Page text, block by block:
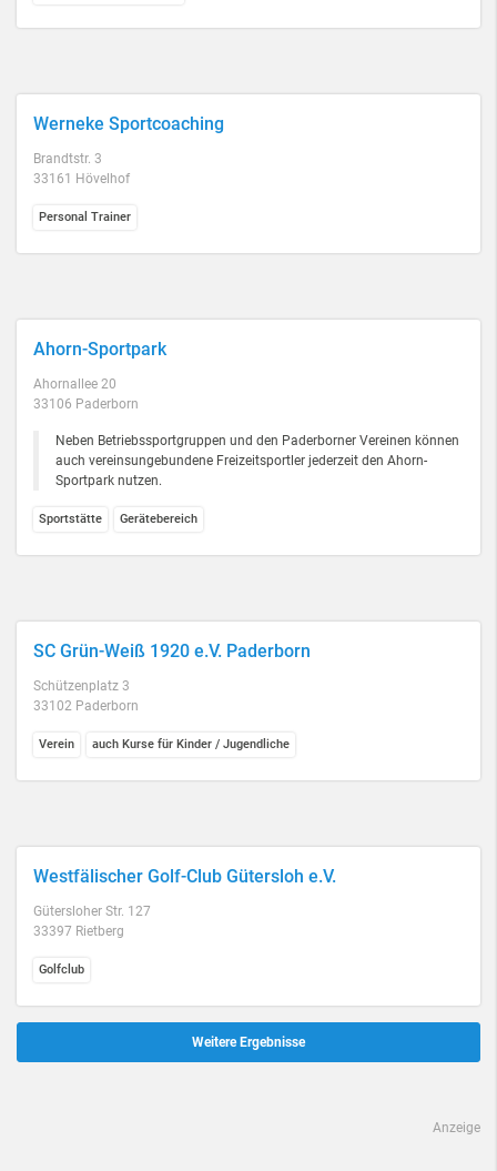
Werneke Sportcoaching
Brandtstr. 3
33161 Hövelhof
Personal Trainer
Ahorn-Sportpark
Ahornallee 20
33106 Paderborn
Neben Betriebssportgruppen und den Paderborner Vereinen können
auch vereinsungebundene Freizeitsportler jederzeit den Ahorn-
Sportpark nutzen.
Sportstätte Gerätebereich
SC Grün-Weiß 1920 e.V. Paderborn
Schützenplatz 3
33102 Paderborn
Verein auch Kurse für Kinder / Jugendliche
Westfälischer Golf-Club Gütersloh e.V.
Gütersloher Str. 127
33397 Rietberg
Golfclub
Weitere Ergebnisse
Anzeige